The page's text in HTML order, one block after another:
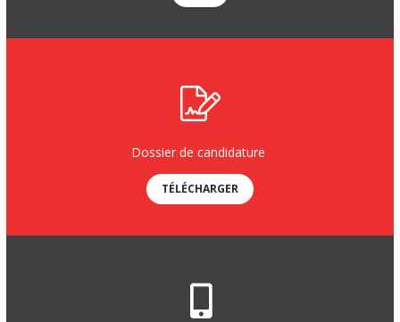
Dossier de candidature
TÉLÉCHARGER